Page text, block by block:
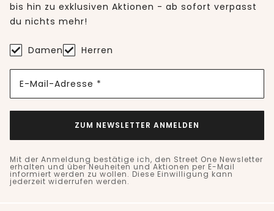
bis hin zu exklusiven Aktionen - ab sofort verpasst
du nichts mehr!
Damen Herren
E-Mail-Adresse *
ZUM NEWSLETTER ANMELDEN
Mit der Anmeldung bestätige ich, den Street One Newsletter
erhalten und über Neuheiten und Aktionen per E-Mail
informiert werden zu wollen. Diese Einwilligung kann
jederzeit widerrufen werden.